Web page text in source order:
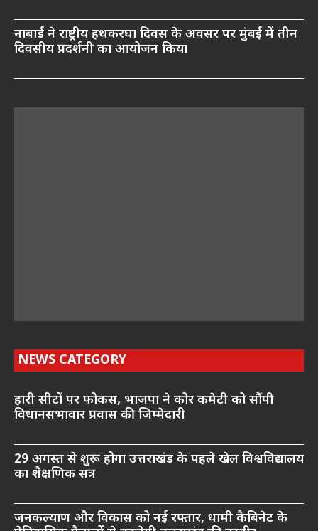
नाबार्ड ने राष्ट्रीय हथकरघा दिवस के अवसर पर मुंबई में तीन
दिवसीय प्रदर्शनी का आयोजन किया
NEWS CATEGORY
हारी सीटों पर फोकस, भाजपा ने कोर कमेटी को सौंपी
विधानसभावार प्रवास की जिम्मेदारी
29 अगस्त से शुरू होगा उत्तराखंड के पहले खेल विश्वविद्यालय
का शैक्षणिक सत्र
जनकल्याण और विकास को नई रफ्तार, धामी कैबिनेट के